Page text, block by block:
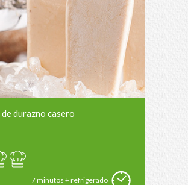
durazno casero
7 minutos + refrigerado